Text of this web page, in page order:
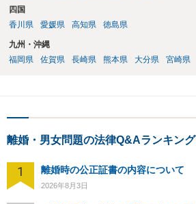
四国
香川県
愛媛県 高知県 徳島県
九州・沖縄
福岡県
佐賀県 長崎県 熊本県 大分県 宮崎県
離婚・男女問題の法律Q&Aランキング
1 離婚時の公正証書の内容について
2026年8月3日